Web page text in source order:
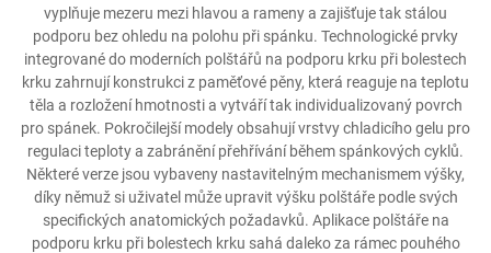
vyplňuje mezeru mezi hlavou a rameny a zajišťuje tak stálou
podporu bez ohledu na polohu při spánku. Technologické prvky
integrované do moderních polštářů na podporu krku při bolestech
krku zahrnují konstrukci z paměťové pěny, která reaguje na teplotu
těla a rozložení hmotnosti a vytváří tak individualizovaný povrch
pro spánek. Pokročilejší modely obsahují vrstvy chladicího gelu pro
regulaci teploty a zabránění přehřívání během spánkových cyklů.
Některé verze jsou vybaveny nastavitelným mechanismem výšky,
díky němuž si uživatel může upravit výšku polštáře podle svých
specifických anatomických požadavků. Aplikace polštáře na
podporu krku při bolestech krku sahá daleko za rámec pouhého